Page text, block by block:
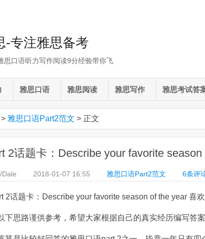
-专注雅思备考
思口语听力写作阅读9分经验带你飞
雅思口语 雅思阅读 雅思写作 雅思考试答
> 雅思口语Part2范文 > 正文
2话题卡：Describe your favorite
Dale 2018-01-07 16:55 雅思口语Part2范文 6条评
2话题卡：Describe your favorite season of the year 喜
下思路谨供参考，希望大家根据自己的真实经历编写答案